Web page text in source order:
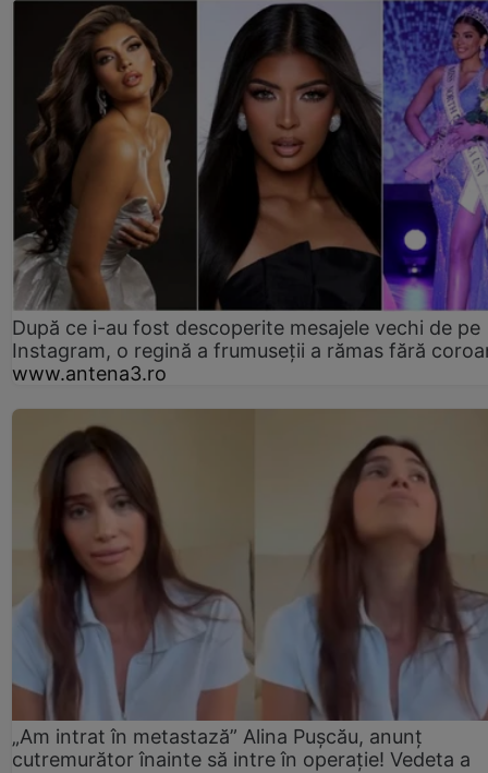
După ce i-au fost descoperite mesajele vechi de pe
Instagram, o regină a frumuseții a rămas fără
www.antena3.ro
„Am intrat în metastază” Alina Pușcău, anunț
cutremurător înainte să intre în operație! Vedeta a